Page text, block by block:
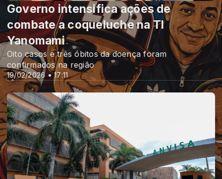
19/02/2026 • 17:11
Governo intensifica ações de
combate a coqueluche na TI
Yanomami
Oito casos e três óbitos da doença foram
confirmados na região